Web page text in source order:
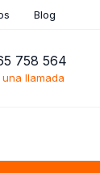
Blog
758 564
llamada